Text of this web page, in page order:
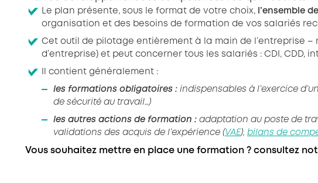
Le plan présente, sous le format de votre choix, l’ensemble
organisation et des besoins de formation de vos salariés
Cet outil de pilotage entièrement à la main de l’entreprise –
d’entreprise) et peut concerner tous les salariés : CDI, CDD,
Il contient généralement :
les formations obligatoires : indispensables à l’exercice
de sécurité au travail…)
les autres actions de formation : adaptation au poste de
validations des acquis de l’expérience (VAE), bilans de
Vous souhaitez mettre en place une formation ? consultez